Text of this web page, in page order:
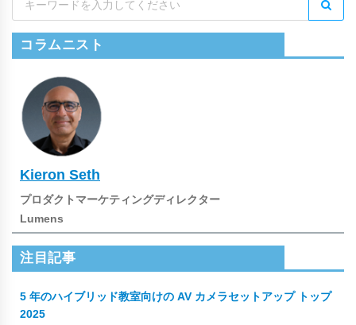
コラムニスト
Kieron Seth
プロダクトマーケティングディレクター
Lumens
注目記事
5 年のハイブリッド教室向けの AV カメラセットアップ トップ
2025